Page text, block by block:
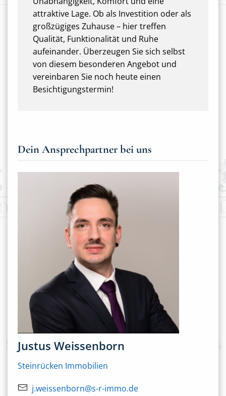
attraktive Lage. Ob als Investition oder als
großzügiges Zuhause – hier treffen
Qualität, Funktionalität und Ruhe
aufeinander. Überzeugen Sie sich selbst
von diesem besonderen Angebot und
vereinbaren Sie noch heute einen
Besichtigungstermin!
Dein Ansprechpartner bei uns
Justus Weissenborn
Steinrücken Immobilien
j.weissenborn@s-r-immo.de